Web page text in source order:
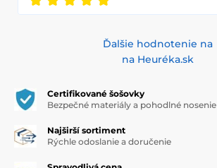
Ďalšie hodnotenie na
na Heuréka.sk
Certifikované šošovky
Bezpečné materiály a pohodlné nosenie
Najširší sortiment
Rýchle odoslanie a doručenie